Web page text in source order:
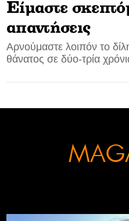
Είμαστε
απαντήσεις
Αρνούμαστε λοιπόν το
θάνατος σε δύο-τρία